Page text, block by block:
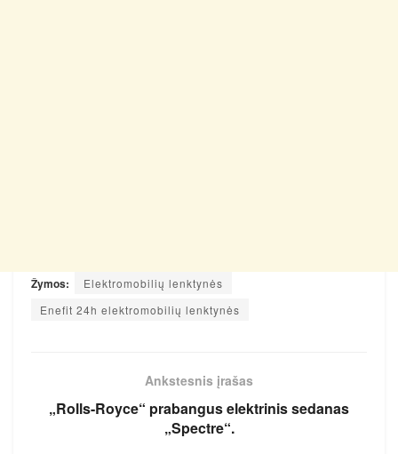
Žymos:
Elektromobilių lenktynės
Enefit 24h elektromobilių lenktynės
Ankstesnis įrašas
„Rolls-Royce“ prabangus elektrinis sedanas
„Spectre“.